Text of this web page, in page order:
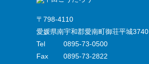
〒798-4110
愛媛県南宇和郡愛南町御荘平城3740
Tel
0895-73-0500
Fax
0895-73-2822